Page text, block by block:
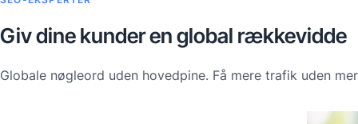
Giv dine kunder en global rækkevidde
Globale nøgleord uden hovedpine. Få mere trafik uden